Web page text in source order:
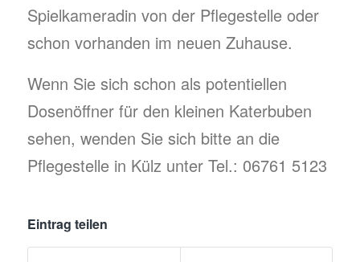
Spielkameradin von der Pflegestelle oder
schon vorhanden im neuen Zuhause.
Wenn Sie sich schon als potentiellen
Dosenöffner für den kleinen Katerbuben
sehen, wenden Sie sich bitte an die
Pflegestelle in Külz unter Tel.: 06761 5123
Eintrag teilen